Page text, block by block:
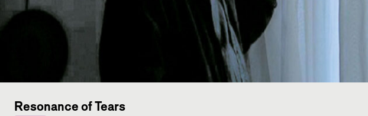
Resonance of Tears